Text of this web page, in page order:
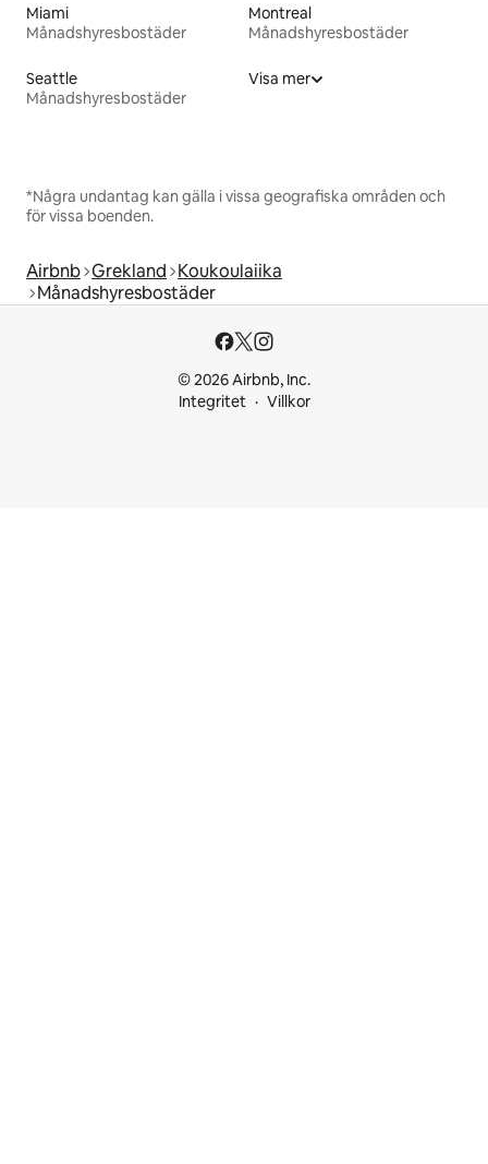
Miami
Månadshyresbostäder
Montreal
Månadshyresbostäder
Seattle
Månadshyresbostäder
Visa mer
*Några undantag kan gälla i vissa geografiska områden och
för vissa boenden.
Airbnb Grekland Koukoulaiika
Månadshyresbostäder
© 2026 Airbnb, Inc.
Integritet
Villkor